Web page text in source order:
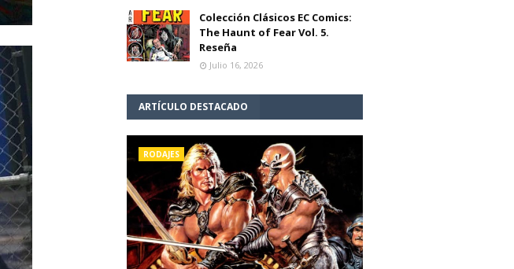
Colección Clásicos EC Comics:
The Haunt of Fear Vol. 5.
Reseña
Julio 16, 2026
ARTÍCULO DESTACADO
RODAJES